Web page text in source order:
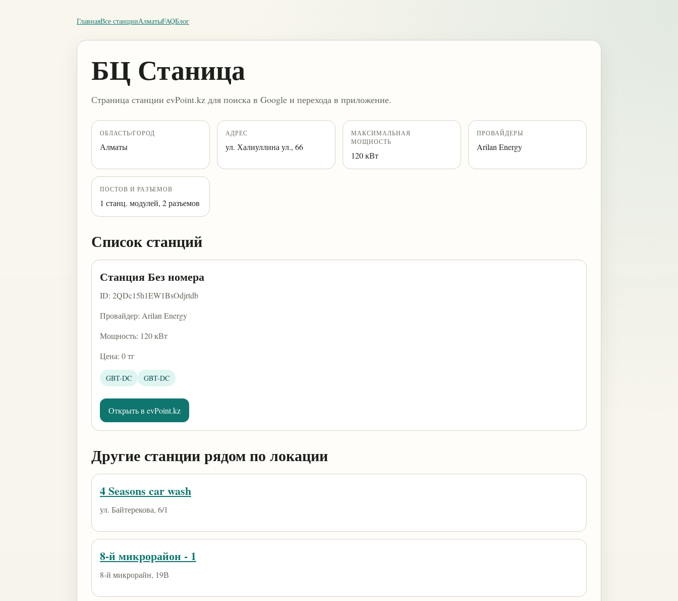
ГлавнаяВсе станцииАлматыFAQБлог
БЦ Станица
Страница станции evPoint.kz для поиска в Google и перехода в приложение.
ОБЛАСТЬ/ГОРОД
Алматы
АДРЕС
ул. ​Халиуллина ул., 66
МАКСИМАЛЬНАЯ
МОЩНОСТЬ
120 кВт
ПРОВАЙДЕРЫ
Arilan Energy
ПОСТОВ И РАЗЪЕМОВ
1 станц. модулей, 2 разъемов
Список станций
Станция Без номера
ID: 2QDc15h1EW1BsOdjrtdb
Провайдер: Arilan Energy
Мощность: 120 кВт
Цена: 0 тг
GBT-DC GBT-DC
Открыть в evPoint.kz
Другие станции рядом по локации
4 Seasons car wash
ул. Байтерекова, 6/1
8-й микрорайон - 1
8-й микрорайн, 19В